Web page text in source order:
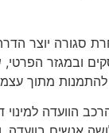
סגורה יוצר
ובמגזר
מתוך
הוועדה